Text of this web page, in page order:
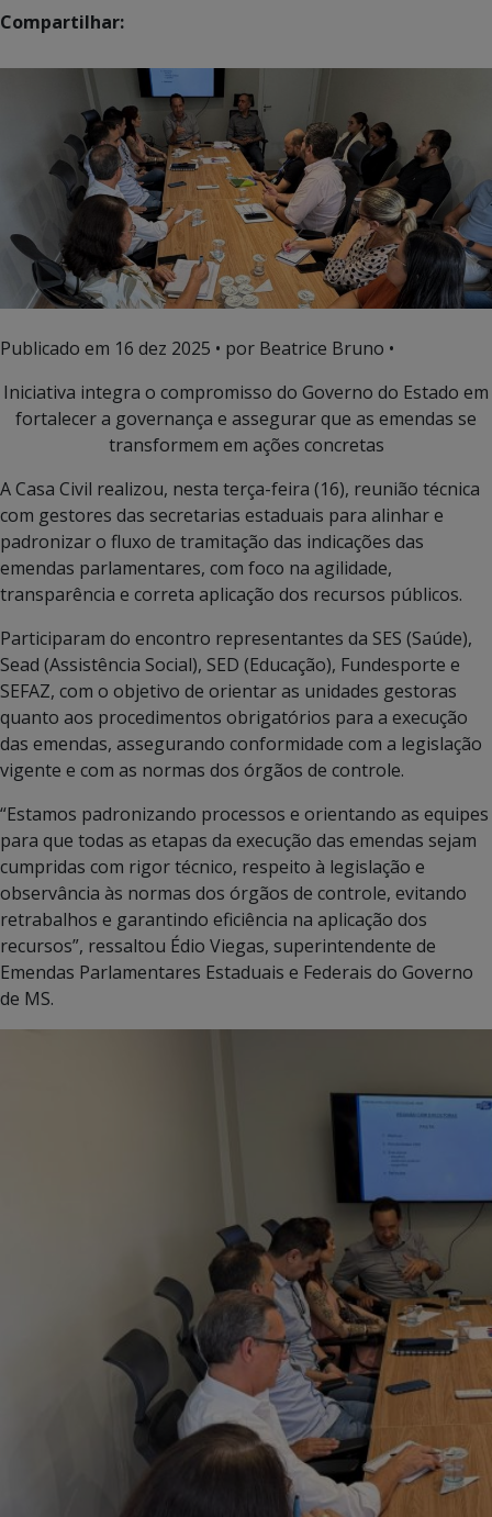
Compartilhar:
Publicado em 16 dez 2025 • por Beatrice Bruno •
Iniciativa integra o compromisso do Governo do Estado em
fortalecer a governança e assegurar que as emendas se
transformem em ações concretas
A Casa Civil realizou, nesta terça-feira (16), reunião técnica
com gestores das secretarias estaduais para alinhar e
padronizar o fluxo de tramitação das indicações das
emendas parlamentares, com foco na agilidade,
transparência e correta aplicação dos recursos públicos.
Participaram do encontro representantes da SES (Saúde),
Sead (Assistência Social), SED (Educação), Fundesporte e
SEFAZ, com o objetivo de orientar as unidades gestoras
quanto aos procedimentos obrigatórios para a execução
das emendas, assegurando conformidade com a legislação
vigente e com as normas dos órgãos de controle.
“Estamos padronizando processos e orientando as equipes
para que todas as etapas da execução das emendas sejam
cumpridas com rigor técnico, respeito à legislação e
observância às normas dos órgãos de controle, evitando
retrabalhos e garantindo eficiência na aplicação dos
recursos”, ressaltou Édio Viegas, superintendente de
Emendas Parlamentares Estaduais e Federais do Governo
de MS.